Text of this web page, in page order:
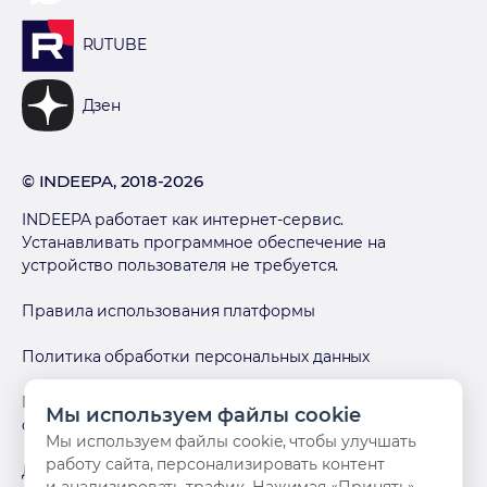
RUTUBE
Дзен
© INDEEPA, 2018-2026
INDEEPA работает как интернет-сервис.
Устанавливать программное обеспечение на
устройство пользователя не требуется.
Правила использования платформы
Политика обработки персональных данных
Политика в отношении использования файлов
cookies
Договор оферты
Мы используем файлы cookie
Мы используем файлы cookie, чтобы улучшать
работу сайта, персонализировать контент